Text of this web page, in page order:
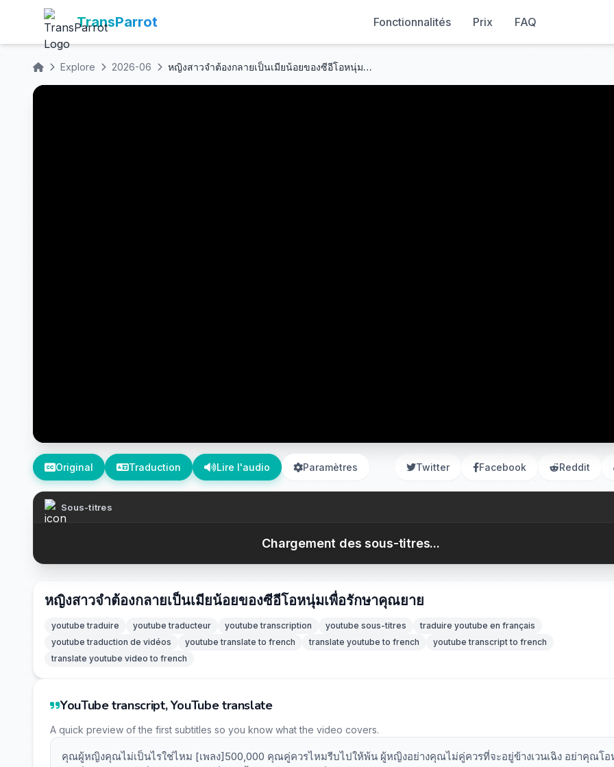
TransParrot Fonctionnalités Prix FAQ
Explore 2026-06 หญิงสาวจำต้องกลายเป็นเมียน้อยของซีอีโอหนุ่มเพื่อรักษาคุณยาย
Original Traduction Lire l'audio Paramètres Twitter Facebook Reddit
Sous-titres
Chargement des sous-titres...
หญิงสาวจำต้องกลายเป็นเมียน้อยของซีอีโอหนุ่มเพื่อรักษาคุณยาย
youtube traduire youtube traducteur youtube transcription youtube sous-titres
traduire youtube en français
youtube traduction de vidéos
youtube translate to french translate youtube to french
youtube transcript to french
translate youtube video to french
YouTube transcript, YouTube translate
A quick preview of the first subtitles so you know what the video covers.
คุณผู้หญิงคุณไม่เป็นไรใช่ไหม [เพลง]500,000 คุณคู่ควรไหมรีบไปให้พ้น ผู้หญิงอย่างคุณไม่คู่ควรที่จะอยู่ข้างเวนเฉิง อย่าคุณโอ